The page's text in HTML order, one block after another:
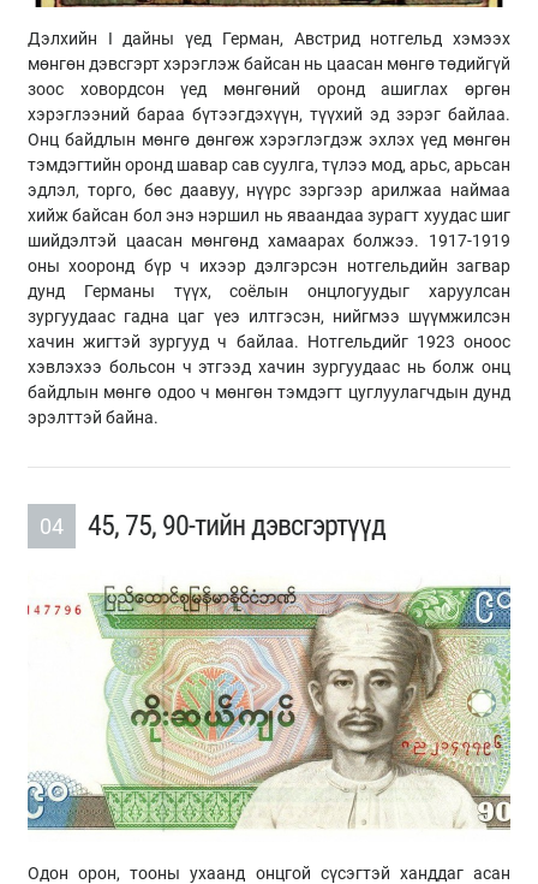
Дэлхийн I дайны үед Герман, Австрид нотгельд хэмээх
мөнгөн дэвсгэрт хэрэглэж байсан нь цаасан мөнгө төдийгүй
зоос ховордсон үед мөнгөний оронд ашиглах өргөн
хэрэглээний бараа бүтээгдэхүүн, түүхий эд зэрэг байлаа.
Онц байдлын мөнгө дөнгөж хэрэглэгдэж эхлэх үед мөнгөн
тэмдэгтийн оронд шавар сав суулга, түлээ мод, арьс, арьсан
эдлэл, торго, бөс даавуу, нүүрс зэргээр арилжаа наймаа
хийж байсан бол энэ нэршил нь яваандаа зурагт хуудас шиг
шийдэлтэй цаасан мөнгөнд хамаарах болжээ. 1917-1919
оны хооронд бүр ч ихээр дэлгэрсэн нотгельдийн загвар
дунд Германы түүх, соёлын онцлогуудыг харуулсан
зургуудаас гадна цаг үеэ илтгэсэн, нийгмээ шүүмжилсэн
хачин жигтэй зургууд ч байлаа. Нотгельдийг 1923 оноос
хэвлэхээ больсон ч этгээд хачин зургуудаас нь болж онц
байдлын мөнгө одоо ч мөнгөн тэмдэгт цуглуулагчдын дунд
эрэлттэй байна.
04 45, 75, 90-тийн дэвсгэртүүд
Одон орон, тооны ухаанд онцгой сүсэгтэй ханддаг асан